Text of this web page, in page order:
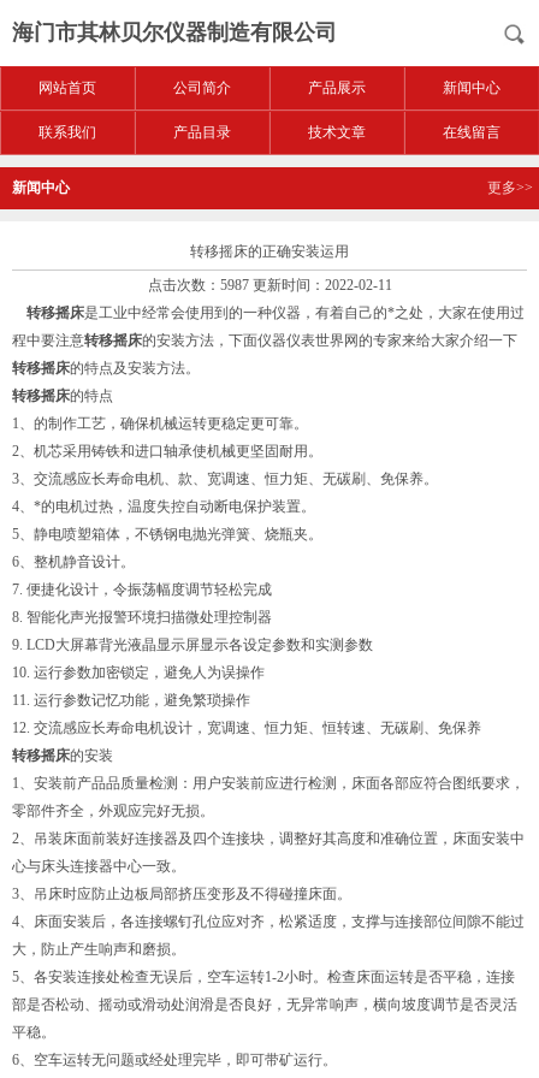
海门市其林贝尔仪器制造有限公司
网站首页 公司简介 产品展示 新闻中心
联系我们 产品目录 技术文章 在线留言
新闻中心 更多>>
转移摇床的正确安装运用
点击次数：5987 更新时间：2022-02-11
转移摇床是工业中经常会使用到的一种仪器，有着自己的*之处，大家在使用过
程中要注意转移摇床的安装方法，下面仪器仪表世界网的专家来给大家介绍一下
转移摇床的特点及安装方法。
转移摇床的特点
1、的制作工艺，确保机械运转更稳定更可靠。
2、机芯采用铸铁和进口轴承使机械更坚固耐用。
3、交流感应长寿命电机、款、宽调速、恒力矩、无碳刷、免保养。
4、*的电机过热，温度失控自动断电保护装置。
5、静电喷塑箱体，不锈钢电抛光弹簧、烧瓶夹。
6、整机静音设计。
7. 便捷化设计，令振荡幅度调节轻松完成
8. 智能化声光报警环境扫描微处理控制器
9. LCD大屏幕背光液晶显示屏显示各设定参数和实测参数
10. 运行参数加密锁定，避免人为误操作
11. 运行参数记忆功能，避免繁琐操作
12. 交流感应长寿命电机设计，宽调速、恒力矩、恒转速、无碳刷、免保养
转移摇床的安装
1、安装前产品品质量检测：用户安装前应进行检测，床面各部应符合图纸要求，
零部件齐全，外观应完好无损。
2、吊装床面前装好连接器及四个连接块，调整好其高度和准确位置，床面安装中
心与床头连接器中心一致。
3、吊床时应防止边板局部挤压变形及不得碰撞床面。
4、床面安装后，各连接螺钉孔位应对齐，松紧适度，支撑与连接部位间隙不能过
大，防止产生响声和磨损。
5、各安装连接处检查无误后，空车运转1-2小时。检查床面运转是否平稳，连接
部是否松动、摇动或滑动处润滑是否良好，无异常响声，横向坡度调节是否灵活
平稳。
6、空车运转无问题或经处理完毕，即可带矿运行。